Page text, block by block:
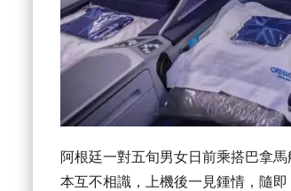
阿根廷一對五旬男女日前乘搭巴拿
本互不相識，上機後一見鍾情，隨